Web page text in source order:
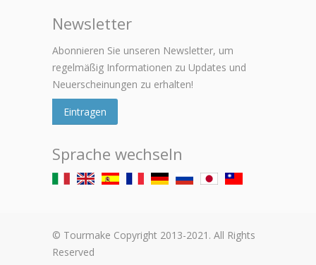
Newsletter
Abonnieren Sie unseren Newsletter, um
regelmäßig Informationen zu Updates und
Neuerscheinungen zu erhalten!
Eintragen
Sprache wechseln
© Tourmake Copyright 2013-2021. All Rights
Reserved